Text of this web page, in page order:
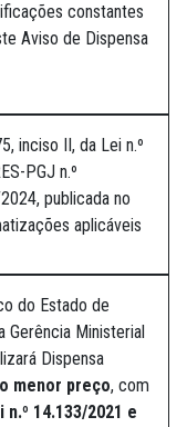
constantes
Aviso de Dispensa
inciso II, da Lei n.º
PGJ n.º
publicada no
aplicáveis
do Estado de
Ministerial
Dispensa
menor preço, com
14.133/2021 e